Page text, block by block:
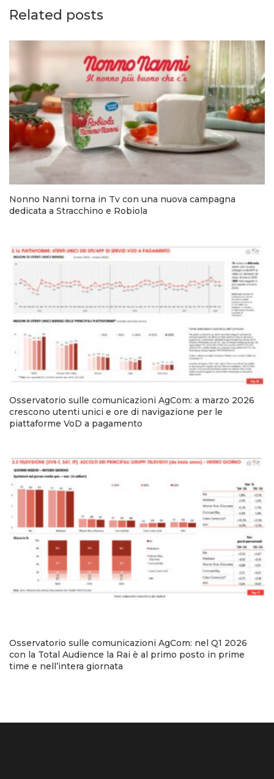
Related posts
Nonno Nanni torna in Tv con una nuova campagna
dedicata a Stracchino e Robiola
Osservatorio sulle comunicazioni AgCom: a marzo 2026
crescono utenti unici e ore di navigazione per le
piattaforme VoD a pagamento
Osservatorio sulle comunicazioni AgCom: nel Q1 2026
con la Total Audience la Rai è al primo posto in prime
time e nell’intera giornata